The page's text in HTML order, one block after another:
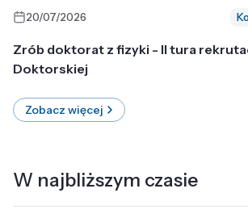
20/07/2026
Zrób doktorat z fizyki - II tura
Doktorskiej
Zobacz więcej
W najbliższym czasie